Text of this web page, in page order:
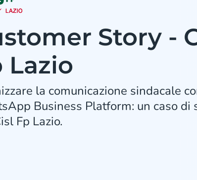
Story -
Lazio
la comunicazione sindacale
Business Platform: un caso di
Fp Lazio.